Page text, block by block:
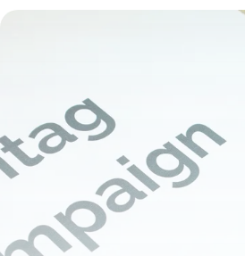
Revenus Qui Structurent